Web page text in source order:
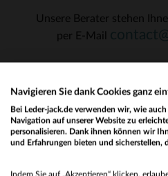
Unsere Berater stehen
per E-Mail
UNSERE
Navigieren Sie dank Cookies ganz
Bei Leder-jack.de verwenden wir, wie
Navigation auf unserer Website zu
personalisieren. Dank ihnen können wir
und Erfahrungen bieten und sicherstellen,
Indem Sie auf „Akzeptieren“ klicken,